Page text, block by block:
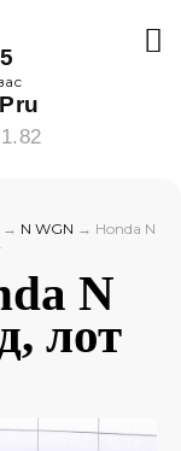
→ N WGN → Honda N
N
лот